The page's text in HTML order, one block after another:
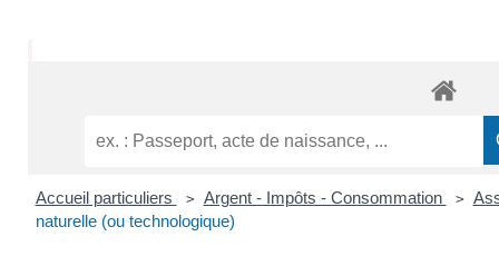
Accueil particuliers > Argent - Impôts - Consommation >
naturelle (ou technologique)